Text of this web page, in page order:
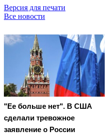
Версия для печати
Все новости
"Ее больше нет". В США
сделали тревожное
заявление о России